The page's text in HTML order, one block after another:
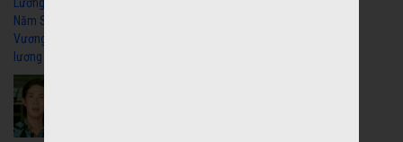
Năm Sau - Minh
Vương Lệ Thủy | cải
lương xã hội hay nhất